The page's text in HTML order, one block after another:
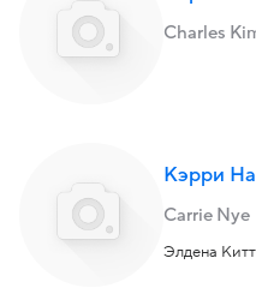
Charles
Кэрри
Carrie Nye
Элдена